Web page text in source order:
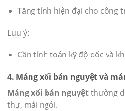
Tăng tính hiện đại cho công
Lưu ý:
Cần tính toán kỹ độ dốc và
4. Máng xối bán nguyệt và
Máng xối bán nguyệtthường
thự, mái ngói.